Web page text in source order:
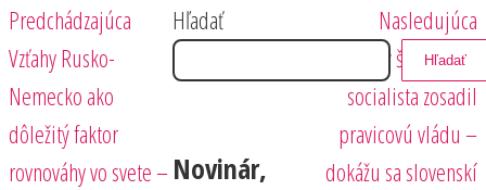
Navigácia
v
článku
Predchádzajúci
príspevok
Predchádzajúca
Vzťahy Rusko-
Nemecko ako
dôležitý faktor
rovnováhy vo svete –
Nasledujúci
príspevok
Nasledujúca
Porazený španielsky
socialista zosadil
pravicovú vládu –
dokážu sa slovenskí
Hľadať
Hľadať
Novinár,